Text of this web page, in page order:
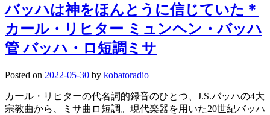
バッハは神をほんとうに信じていた＊
カール・リヒター ミュンヘン・バッハ
管 バッハ・ロ短調ミサ
Posted on 2022-05-30 by kobatoradio
カール・リヒターの代名詞的録音のひとつ、J.S.バッハの4大
宗教曲から、ミサ曲ロ短調。現代楽器を用いた20世紀バッハ